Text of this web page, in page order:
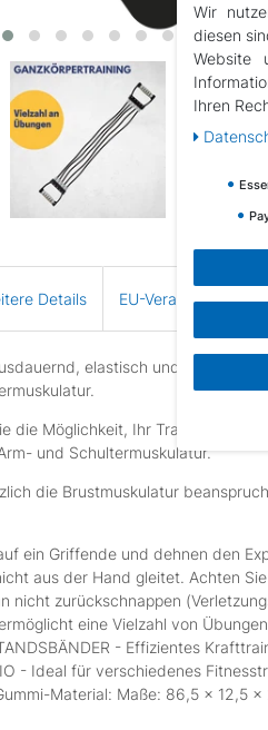
Details EU-Verantwortlicher
elastisch und mit einer
die Möglichkeit, Ihr Training
und Schultermuskulatur.
die Brustmuskulatur
ein Griffende und dehnen den
aus der Hand gleitet. Achten
nicht zurückschnappen
eine Vielzahl von
- Effizientes
- Ideal für verschiedenes
Gummi-Material: Maße: 86,5 x
Wir
diesen
Website
Ihren